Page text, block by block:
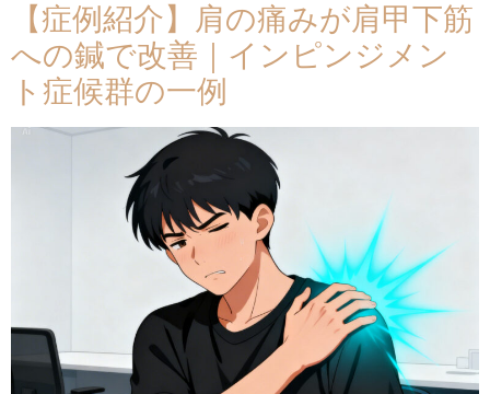
【症例紹介】肩の痛みが肩甲下筋
への鍼で改善｜インピンジメン
ト症候群の一例